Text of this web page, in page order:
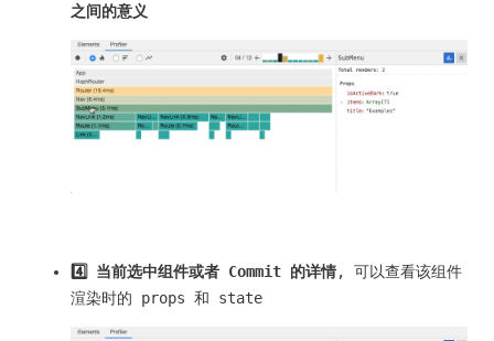
之间的意义
4️⃣ 当前选中组件或者 Commit 的详情, 可以查看该组件
渲染时的 props 和 state